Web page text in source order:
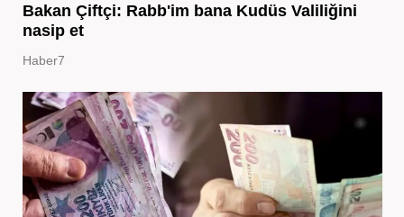
Bakan Çiftçi: Rabb'im bana Kudüs Valiliğini
nasip et
Haber7